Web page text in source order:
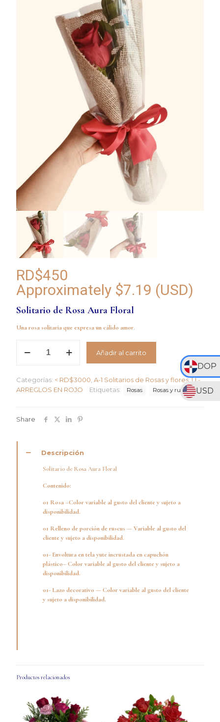
DOP
USD
RD$450
Approximately $7.19 (USD)
Solitario de Rosa Aura Floral
Una rosa solitaria que expresa un cálido amor.
Floral
cantidad
Añadir al carrito
Categorías: < RD$3000 A-1 Solitarios de Rosas y flores,U -
ARREGLOS EN ROJO
Etiquetas: Rosas Rosas y ruscus
Share
Descripción
Solitario de Rosa Aura Floral
Contenido:
01 Rosa –Color variable al gusto del cliente y sujeto a
disponibilidad.
01 Relleno de porción de ruscus — Variable al gusto del
cliente y sujeto a disponibilidad.
01- Envoltura en tela yute incrustada en capuchón
plástico– Color variable al gusto del cliente y sujeto a
disponibilidad.
01- Lazo decorativo — Color variable al gusto del cliente
y sujeto a disponibilidad.
Productos relacionados